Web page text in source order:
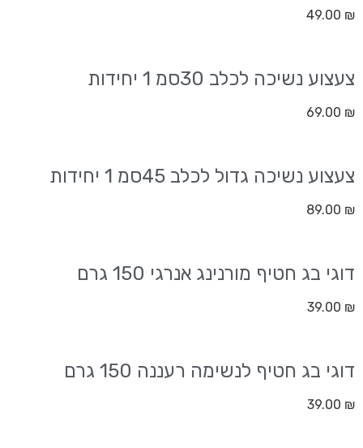
49.00 ₪
צעצוע נשיכה לכלב 30סמ 1 יחידות
69.00 ₪
צעצוע נשיכה גדול לכלב 45סמ 1 יחידות
89.00 ₪
דוגי בג חטיף מורנינג אנרגי 150 גרם
39.00 ₪
דוגי בג חטיף לנשימה רעננה 150 גרם
39.00 ₪